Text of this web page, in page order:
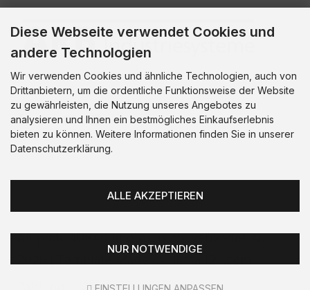
Aluprofil 40x40 und Aluprofil Verbinder ©
Zahlung & Versand :
Diese Webseite verwendet Cookies und
andere Technologien
Wir verwenden Cookies und ähnliche Technologien, auch von
Drittanbietern, um die ordentliche Funktionsweise der Website
zu gewährleisten, die Nutzung unseres Angebotes zu
analysieren und Ihnen ein bestmögliches Einkaufserlebnis
bieten zu können. Weitere Informationen finden Sie in unserer
Datenschutzerklärung.
ALLE AKZEPTIEREN
NUR NOTWENDIGE